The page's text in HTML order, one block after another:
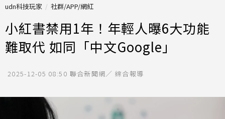
udn科技玩家 社群/APP/網紅
小紅書禁用1年！年輕人曝6大功能
難取代 如同「中文Google」
2025-12-05 08:50 聯合新聞網／ 綜合報導